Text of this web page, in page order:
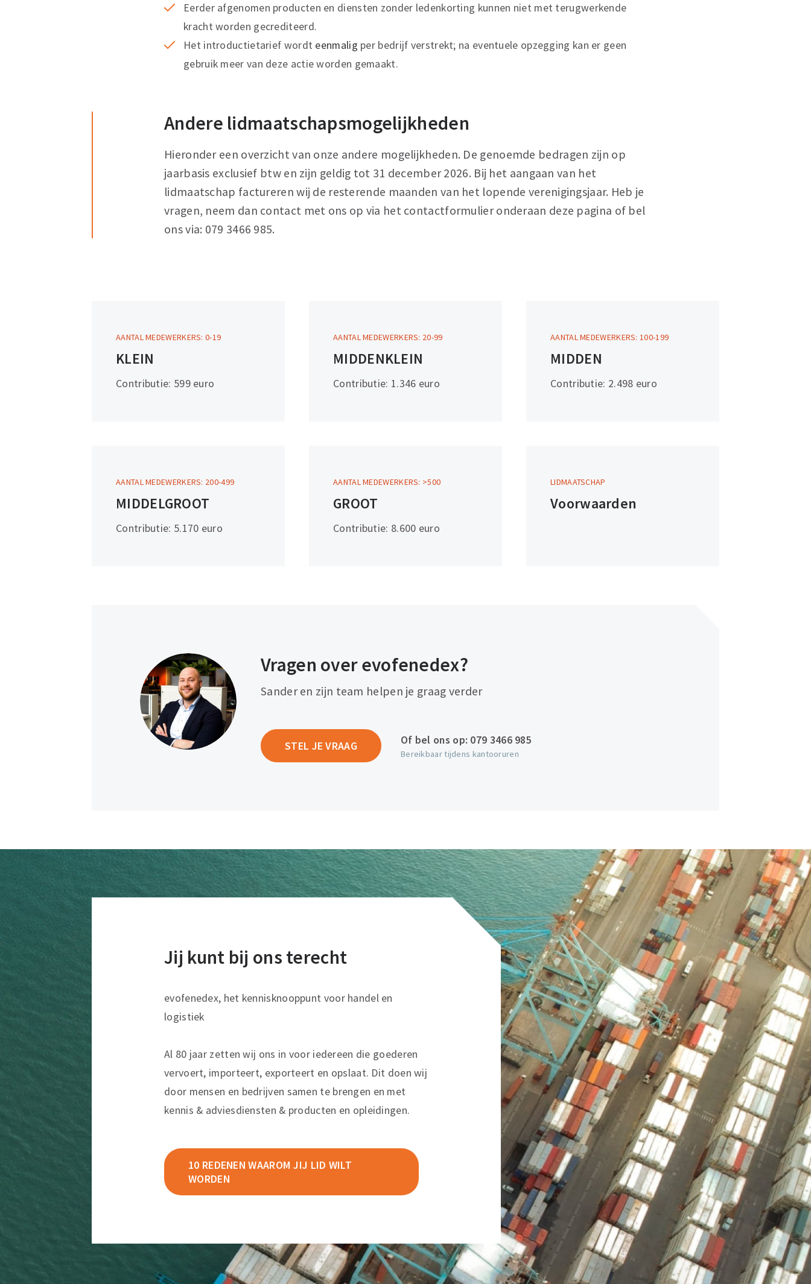
Eerder afgenomen producten en diensten zonder ledenkorting kunnen niet met terugwerkende
kracht worden gecrediteerd.
Het introductietarief wordt eenmalig per bedrijf verstrekt; na eventuele opzegging kan er geen
gebruik meer van deze actie worden gemaakt.
Andere lidmaatschapsmogelijkheden
Hieronder een overzicht van onze andere mogelijkheden. De genoemde bedragen zijn op
jaarbasis exclusief btw en zijn geldig tot 31 december 2026. Bij het aangaan van het
lidmaatschap factureren wij de resterende maanden van het lopende verenigingsjaar. Heb je
vragen, neem dan contact met ons op via het contactformulier onderaan deze pagina of bel
ons via: 079 3466 985.
AANTAL MEDEWERKERS: 0-19
KLEIN
Contributie: 599 euro
Meer
informatie
AANTAL MEDEWERKERS: 20-99
MIDDENKLEIN
Contributie: 1.346 euro
Meer
informatie
AANTAL MEDEWERKERS: 100-199
MIDDEN
Contributie: 2.498 euro
Meer
informatie
AANTAL MEDEWERKERS: 200-499
MIDDELGROOT
Contributie: 5.170 euro
Meer
informatie
AANTAL MEDEWERKERS: >500
GROOT
Contributie: 8.600 euro
Meer
informatie
LIDMAATSCHAP
Voorwaarden
Ga
naar
Vragen over evofenedex?
Sander en zijn team helpen je graag verder
STEL JE VRAAG Of bel ons op: 079 3466 985
Bereikbaar tijdens kantooruren
Jij kunt bij ons terecht
evofenedex, het kennisknooppunt voor handel en
logistiek
Al 80 jaar zetten wij ons in voor iedereen die goederen
vervoert, importeert, exporteert en opslaat. Dit doen wij
door mensen en bedrijven samen te brengen en met
kennis & adviesdiensten & producten en opleidingen.
10 REDENEN WAAROM JIJ LID WILT
WORDEN